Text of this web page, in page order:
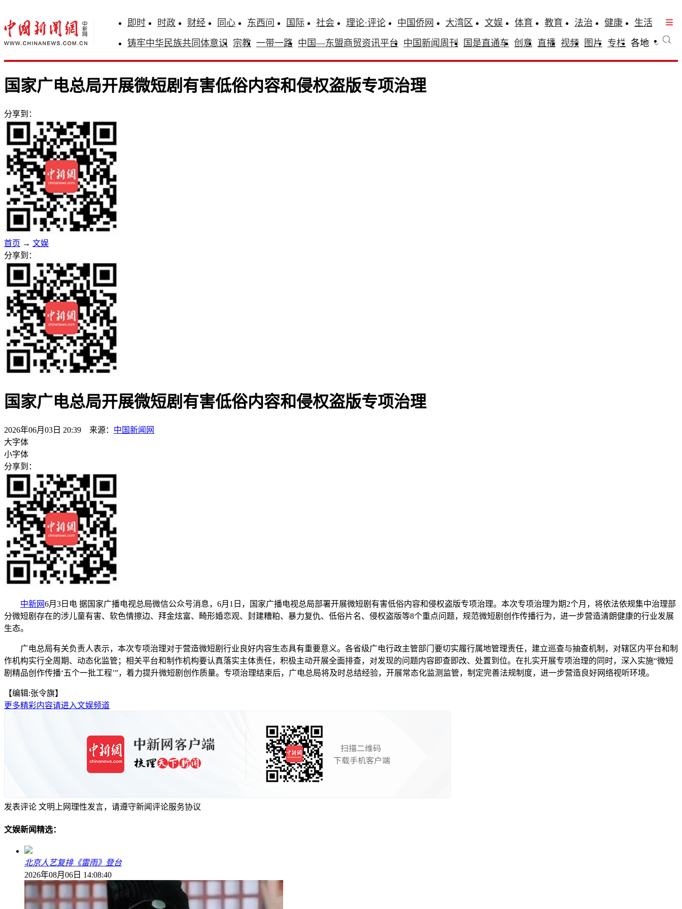
即时 时政 财经 同心 东西问 国际 社会 理论·评论 中国侨网 大湾区 文娱 体育 教育 法治 健康
生活
铸牢中华民族共同体意识 宗教 一带一路 中国—东盟商贸资讯平台 中国新闻周刊 国是直通车 创意 直播 视频 图片 专栏 各地
国家广电总局开展微短剧有害低俗内容和侵权盗版专项治理
分享到：
首页 → 文娱
分享到：
国家广电总局开展微短剧有害低俗内容和侵权盗版专项治理
2026年06月03日 20:39 来源： 中国新闻网
大字体
小字体
分享到：
中新网6月3日电 据国家广播电视总局微信公众号消息，6月1日，国家广播电视总局部署开展微短剧有害低俗内容和侵权盗版专项治理。本次专项治理为期2个月，将依法依规集中治理部
分微短剧存在的涉儿童有害、软色情擦边、拜金炫富、畸形婚恋观、封建糟粕、暴力复仇、低俗片名、侵权盗版等8个重点问题，规范微短剧创作传播行为，进一步营造清朗健康的行业发展
生态。
广电总局有关负责人表示，本次专项治理对于营造微短剧行业良好内容生态具有重要意义。各省级广电行政主管部门要切实履行属地管理责任，建立巡查与抽查机制，对辖区内平台和制
作机构实行全周期、动态化监管；相关平台和制作机构要认真落实主体责任，积极主动开展全面排查，对发现的问题内容即查即改、处置到位。在扎实开展专项治理的同时，深入实施“微短
剧精品创作传播‘五个一批工程’”，着力提升微短剧创作质量。专项治理结束后，广电总局将及时总结经验，开展常态化监测监管，制定完善法规制度，进一步营造良好网络视听环境。
【编辑:张令旗】
更多精彩内容请进入文娱频道
发表评论 文明上网理性发言，请遵守新闻评论服务协议
文娱新闻精选：
北京人艺复排《雷雨》登台
2026年08月06日 14:08:40